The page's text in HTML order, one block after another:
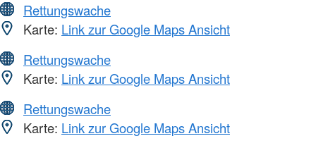
Rettungswache
Karte: Link zur Google Maps Ansicht
Rettungswache
Karte: Link zur Google Maps Ansicht
Rettungswache
Karte: Link zur Google Maps Ansicht